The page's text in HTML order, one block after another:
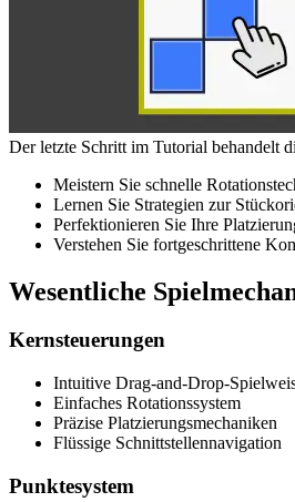
Der letzte Schritt im Tutorial behandelt
Meistern Sie schnelle
Lernen Sie Strategien zur
Perfektionieren Sie Ihre
Verstehen Sie fortgeschrittene
Wesentliche
Kernsteuerungen
Intuitive Drag-and-Drop-
Einfaches Rotationssystem
Präzise Platzierungsmechaniken
Flüssige Schnittstellennavigation
Punktesystem